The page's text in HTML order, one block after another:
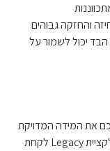
והחזקה גבוהים
יכול לשמור על
את המידה המדויקת
ביותר – חברת GYMSHARK ממליצה בקולקציית Legacy לקחת